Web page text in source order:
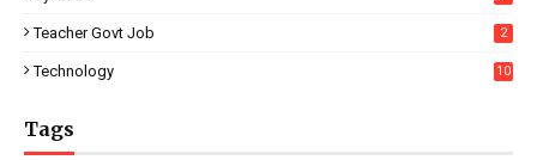
Teacher Govt Job 2
Technology 10
Tags